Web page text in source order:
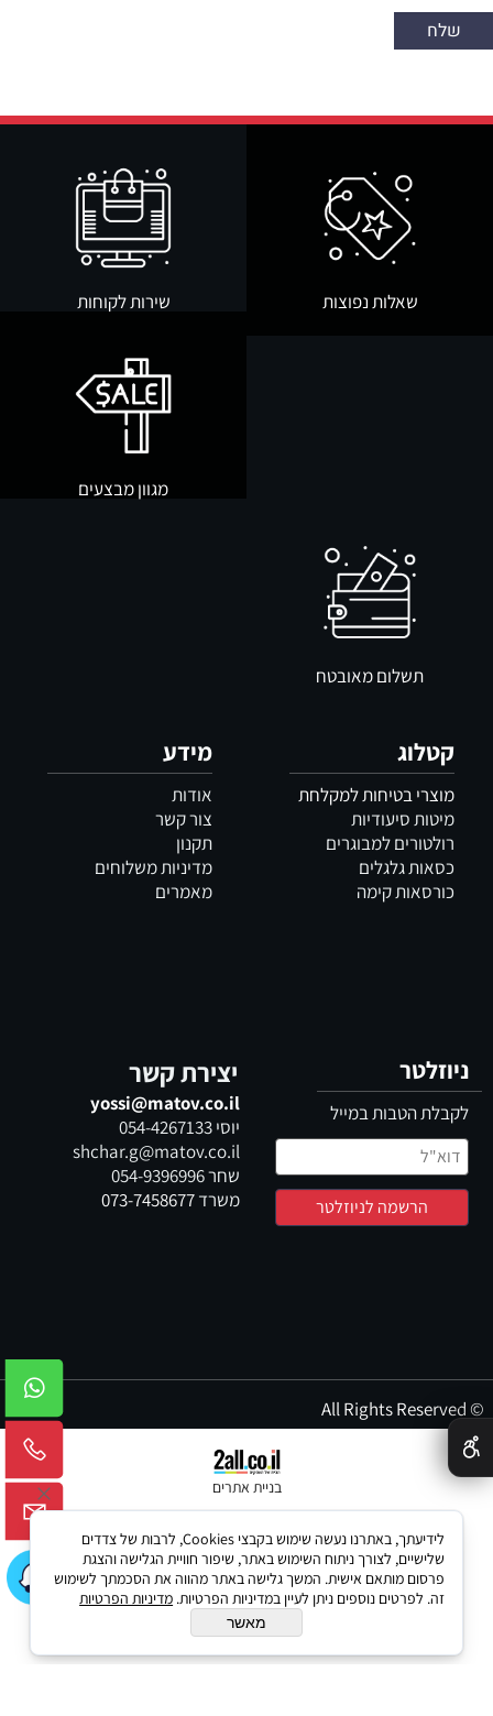
שאלות נפוצות שירות לקוחות
מגוון מבצעים
תשלום מאובטח
קטלוג
מוצרי בטיחות למקלחת
מיטות סיעודיות
רולטורים למבוגרים
כסאות גלגלים
כורסאות קימה
מידע
אודות
צור קשר
תקנון
מדיניות משלוחים
מאמרים
ניוזלטר
לקבלת הטבות במייל
יצירת קשר
yossi@matov.co.il
יוסי054-4267133
shchar.g@matov.co.il
שחר054-9396996
משרד073-7458677
© All Rights Reserved
בניית אתרים
✕
לידיעתך, באתרנו נעשה שימוש בקבצי Cookies, לרבות של צדדים
שלישיים, לצורך ניתוח השימוש באתר, שיפור חוויית הגלישה והצגת
פרסום מותאם אישית. המשך גלישה באתר מהווה את הסכמתך לשימוש
זה. לפרטים נוספים ניתן לעיין במדיניות הפרטיות. מדיניות הפרטיות
מאשר